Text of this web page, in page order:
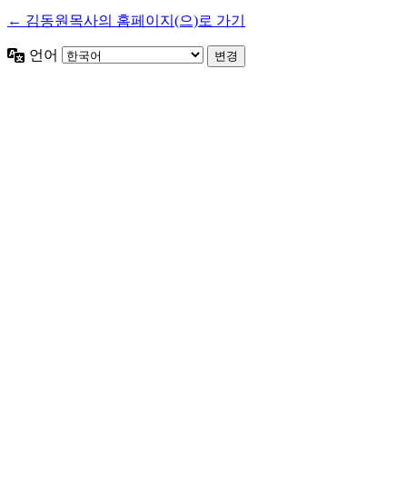
← 김동원목사의 홈페이지(으)로 가기
언어